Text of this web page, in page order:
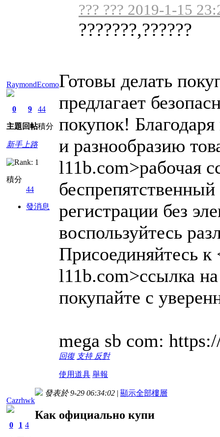
RaymondEcomo
0
主題
9
回帖
44
積分
新手上路
積分
44
發消息
??? ??? 2019-1-15
???????,??????
Готовы делать
предлагает
покупок!
и разнообразию
l11b.com>рабочая
регистрации без
воспользуйтесь
Присоединяйтесь
l11b.com>ссылка
покупайте с
mega sb com:
回復 支持 反對
使用道具 舉報
Cazrhwk
0 1 4
發表於 9-29 06:34:02 | 顯示全部樓層
Как официально купи